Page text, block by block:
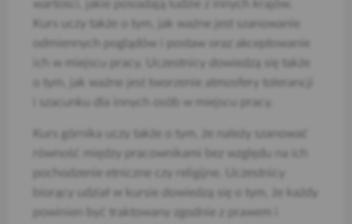
wartości, jakie posiadają ludzie z innych krajów.
Kurs uczy także o tym, jak ważne jest szanowanie
odmiennych poglądów i postaw oraz akceptowanie
ich w miejscu pracy. Uczestnicy dowiedzą się także
o tym, jak ważne jest tworzenie atmosfery tolerancji
i szacunku dla innych osób w miejscu pracy.
Kurs górnika uczy także o tym, że należy szanować
równość między pracownikami bez względu na ich
pochodzenie etniczne czy religijne. Uczestnicy
biorący udział w kursie dowiedzą się o tym, że każdy
powinien być traktowany zgodnie z prawem i